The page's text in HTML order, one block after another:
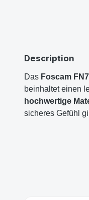
Description
Das Foscam
beinhaltet einen
hochwertige
sicheres Gefühl